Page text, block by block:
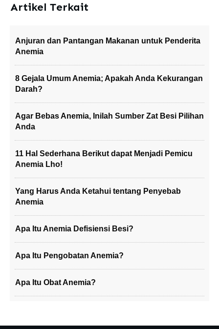
Artikel Terkait
Anjuran dan Pantangan Makanan untuk Penderita
Anemia
8 Gejala Umum Anemia; Apakah Anda Kekurangan
Darah?
Agar Bebas Anemia, Inilah Sumber Zat Besi Pilihan
Anda
11 Hal Sederhana Berikut dapat Menjadi Pemicu
Anemia Lho!
Yang Harus Anda Ketahui tentang Penyebab
Anemia
Apa Itu Anemia Defisiensi Besi?
Apa Itu Pengobatan Anemia?
Apa Itu Obat Anemia?